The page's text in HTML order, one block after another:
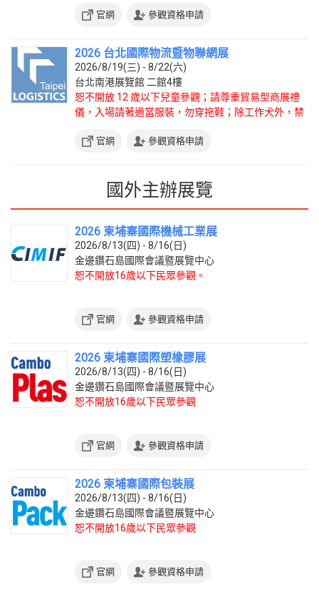
官網 參觀資格申請
2026 台北國際物流暨物聯網展
2026/8/19(三) - 8/22(六)
台北南港展覽館 二館4樓
恕不開放 12 歲以下兒童參觀；請尊重貿易型商展禮
儀，入場請著適當服裝，勿穿拖鞋；除工作犬外，禁
官網 參觀資格申請
國外主辦展覽
2026 柬埔寨國際機械工業展
2026/8/13(四) - 8/16(日)
金邊鑽石島國際會議暨展覽中心
恕不開放16歲以下民眾參觀。
官網 參觀資格申請
2026 柬埔寨國際塑橡膠展
2026/8/13(四) - 8/16(日)
金邊鑽石島國際會議暨展覽中心
恕不開放16歲以下民眾參觀
官網 參觀資格申請
2026 柬埔寨國際包裝展
2026/8/13(四) - 8/16(日)
金邊鑽石島國際會議暨展覽中心
恕不開放16歲以下民眾參觀
官網 參觀資格申請